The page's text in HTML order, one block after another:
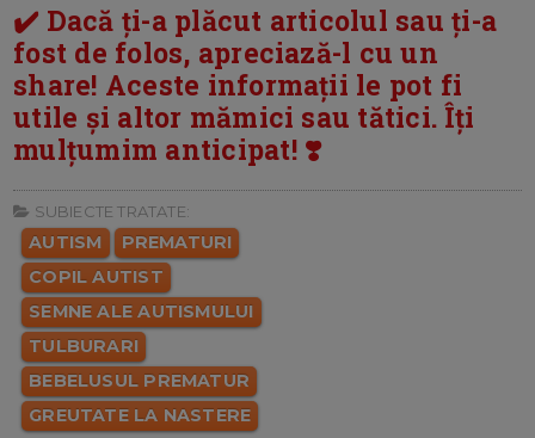
✔️ Dacă ți-a plăcut articolul sau ți-a
fost de folos, apreciază-l cu un
share! Aceste informații le pot fi
utile și altor mămici sau tătici. Îți
mulțumim anticipat! ❣️
SUBIECTE TRATATE:
AUTISM
PREMATURI
COPIL AUTIST
SEMNE ALE AUTISMULUI
TULBURARI
BEBELUSUL PREMATUR
GREUTATE LA NASTERE